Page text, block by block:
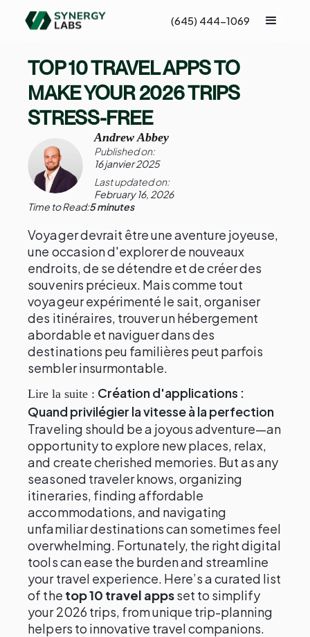
(645) 444-1069
TOP 10 TRAVEL APPS TO
MAKE YOUR 2026 TRIPS
STRESS-FREE
Andrew Abbey
Published on:
16 janvier 2025
Last updated on:
February 16, 2026
Time to Read:5 minutes
Voyager devrait être une aventure joyeuse,
une occasion d'explorer de nouveaux
endroits, de se détendre et de créer des
souvenirs précieux. Mais comme tout
voyageur expérimenté le sait, organiser
des itinéraires, trouver un hébergement
abordable et naviguer dans des
destinations peu familières peut parfois
sembler insurmontable.
Lire la suite : Création d'applications :
Quand privilégier la vitesse à la perfection
Traveling should be a joyous adventure—an
opportunity to explore new places, relax,
and create cherished memories. But as any
seasoned traveler knows, organizing
itineraries, finding affordable
accommodations, and navigating
unfamiliar destinations can sometimes feel
overwhelming. Fortunately, the right digital
tools can ease the burden and streamline
your travel experience. Here’s a curated list
of the top 10 travel appsset to simplify
your 2026 trips, from unique trip-planning
helpers to innovative travel companions.